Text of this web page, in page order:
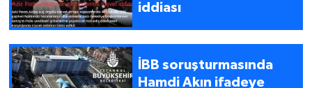
iddiası
İBB soruşturmasında
Hamdi Akın ifadeye